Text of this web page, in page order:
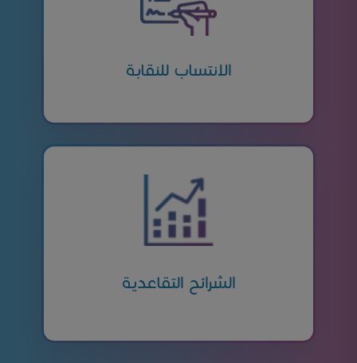
الانتساب للنقابة
الشرائح التقاعدية